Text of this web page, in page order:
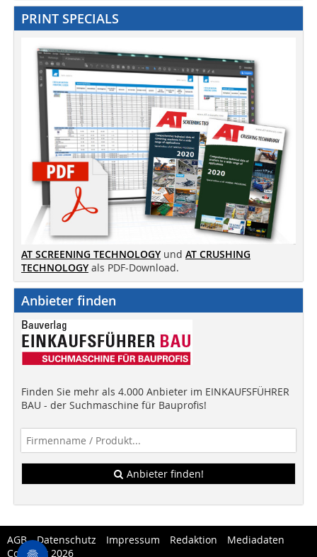
PRINT SPECIALS
AT SCREENING TECHNOLOGY und AT CRUSHING
TECHNOLOGY als PDF-Download.
Anbieter finden
Finden Sie mehr als 4.000 Anbieter im EINKAUFSFÜHRER
BAU - der Suchmaschine für Bauprofis!
Anbieter finden!
AGB Datenschutz Impressum Redaktion
Mediadaten
Copytest 2026